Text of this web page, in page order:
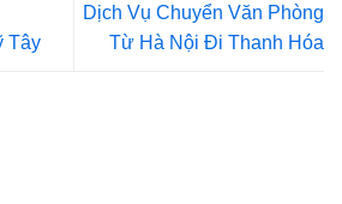
Tây
Dịch Vụ Chuyển Văn Phòng
Từ Hà Nội Đi Thanh Hóa